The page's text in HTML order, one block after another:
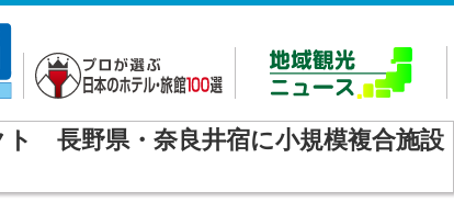
ト 長野県・奈良井宿に小規模複合施設